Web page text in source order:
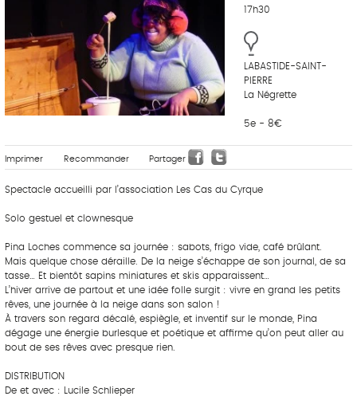
17h30
LABASTIDE-SAINT-
PIERRE
La Négrette
5e - 8€
Imprimer Recommander Partager
Spectacle accueilli par l’association Les Cas du Cyrque
Solo gestuel et clownesque
Pina Loches commence sa journée : sabots, frigo vide, café brûlant.
Mais quelque chose déraille. De la neige s’échappe de son journal, de sa
tasse… Et bientôt sapins miniatures et skis apparaissent…
L’hiver arrive de partout et une idée folle surgit : vivre en grand les petits
rêves, une journée à la neige dans son salon !
À travers son regard décalé, espiègle, et inventif sur le monde, Pina
dégage une énergie burlesque et poétique et affirme qu’on peut aller au
bout de ses rêves avec presque rien.
DISTRIBUTION
De et avec : Lucile Schlieper